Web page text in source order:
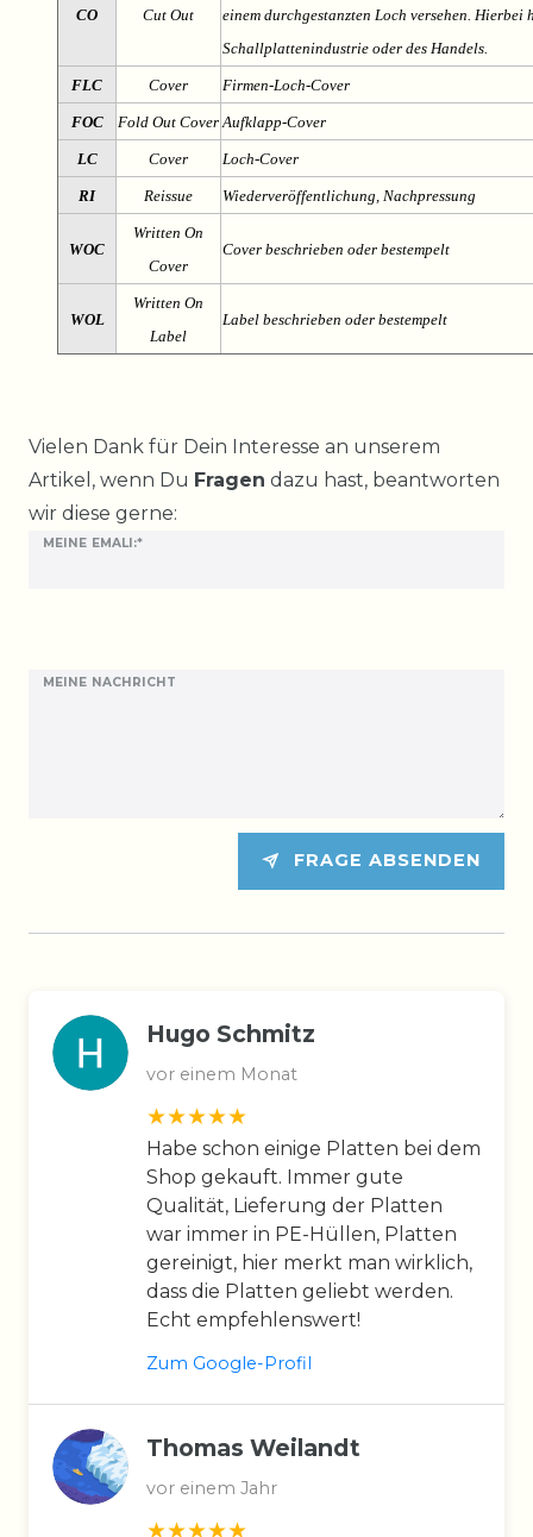
CO Cut Out
einem durchgestanzten Loch versehen. Hierbei
Schallplattenindustrie oder des Handels.
FLC Cover Firmen-Loch-Cover
FOC Fold Out Cover Aufklapp-Cover
LC Cover Loch-Cover
RI Reissue Wiederveröffentlichung, Nachpressung
WOC
Written On
Cover
Cover beschrieben oder bestempelt
WOL
Written On
Label
Label beschrieben oder bestempelt
Vielen Dank für Dein Interesse an unserem
Artikel, wenn Du Fragen dazu hast, beantworten
wir diese gerne:
MEINE EMALI:*
MEINE NACHRICHT
Ceres::Template.mailFormHoneypotLabel
FRAGE ABSENDEN
Hugo Schmitz
vor einem Monat
Habe schon einige Platten bei dem
Shop gekauft. Immer gute
Qualität, Lieferung der Platten
war immer in PE-Hüllen, Platten
gereinigt, hier merkt man wirklich,
dass die Platten geliebt werden.
Echt empfehlenswert!
Zum Google-Profil
Thomas Weilandt
vor einem Jahr